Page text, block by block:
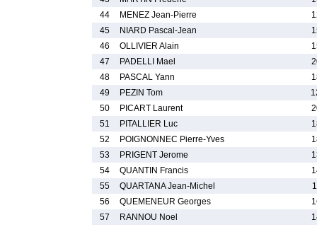
44
MENEZ Jean-Pierre
45
NIARD Pascal-Jean
46
OLLIVIER Alain
47
PADELLI Mael
48
PASCAL Yann
49
PEZIN Tom
50
PICART Laurent
51
PITALLIER Luc
52
POIGNONNEC Pierre-Yves
53
PRIGENT Jerome
54
QUANTIN Francis
55
QUARTANA Jean-Michel
56
QUEMENEUR Georges
57
RANNOU Noel